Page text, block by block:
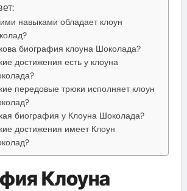
навыками обладает клоун
биография клоуна Шоколада?
достижения есть у клоуна
передовые трюки исполняет клоун
биография у Клоуна Шоколада?
достижения имеет Клоун
Клоуна